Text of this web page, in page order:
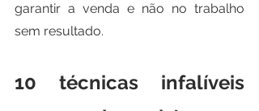
garantir a venda e não no trabalho
sem resultado.
10 técnicas infalíveis